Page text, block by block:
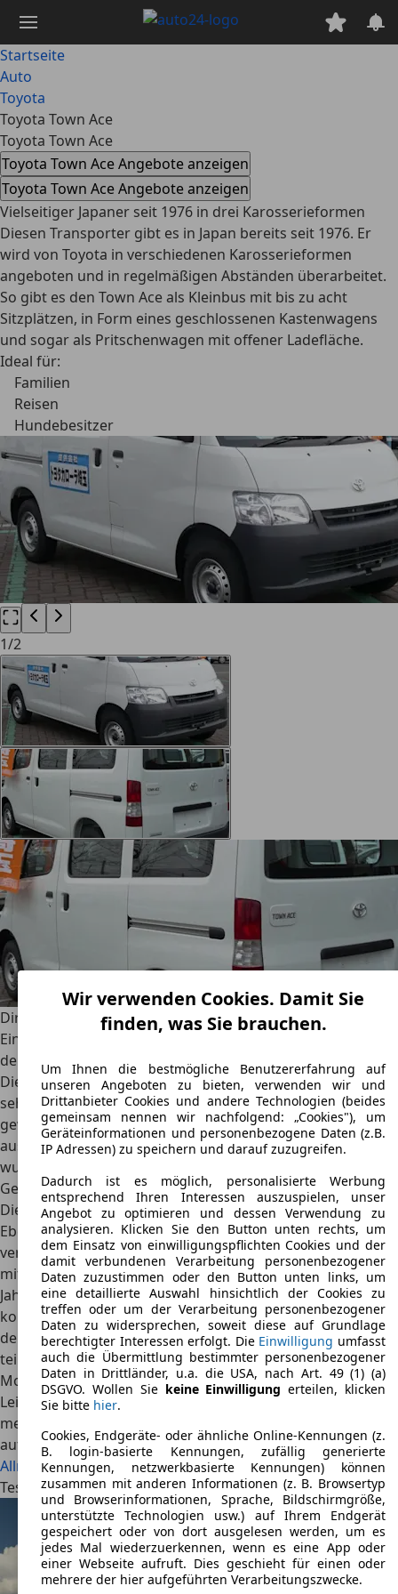
Hauptinhalt
springen
Startseite
Auto
Toyota
Toyota Town Ace
Toyota Town Ace
Toyota Town Ace Angebote anzeigen
Toyota Town Ace Angebote anzeigen
Vielseitiger Japaner seit 1976 in drei Karosserieformen
Diesen Transporter gibt es in Japan bereits seit 1976. Er
wird von Toyota in verschiedenen Karosserieformen
angeboten und in regelmäßigen Abständen überarbeitet.
So gibt es den Town Ace als Kleinbus mit bis zu acht
Sitzplätzen, in Form eines geschlossenen Kastenwagens
und sogar als Pritschenwagen mit offener Ladefläche.
Ideal für:
Familien
Reisen
Hundebesitzer
1/2
Direkt zu
Ein kompakter Kleintransporter für den asiatischen Markt:
der Toyota Town Ace
Die Einsatzbereiche des Town Ace von Toyota sind somit
sehr vielfältig, wobei der Schwerpunkt auf dem
gewerblichen Einsatz liegt. Da der Toyota Town Ace
ausschließlich auf den asiatischen Märkten angeboten
wurde, bekommt man ihn in Europa nur selten als
Gebrauchtwagen.
Die unterschiedlichen Motorenoptionen
Ebenso vielseitig wie die Karosserievarianten sind die
verfügbaren Motoren. Anfangs gab es den Town Ace nur
mit Ottomotoren, jedoch wurde die Palette bereits im
Jahre 1982 um Dieselaggregate erweitert. Diese meist
kompakten Maschinen wurden aus Platzgründen unter
den Vordersitzen verbaut, sodass die Länge der Fahrzeuge
teilweise unter 3,4 Metern liegt. Der Hubraum der
Motoren beträgt zwischen 1,2 und 2,2 Liter, wobei eine
Leistung von 50 bis 96 kW zur Verfügung gestellt wird. Die
meisten Modelle sind sowohl mit manueller als auch mit
automatischer Schaltung verfügbar und besitzen optional
Allradantrieb.
Testberichte
Wir verwenden Cookies. Damit Sie
finden, was Sie brauchen.
Um Ihnen die bestmögliche Benutzererfahrung auf
unseren Angeboten zu bieten, verwenden wir und
Drittanbieter Cookies und andere Technologien (beides
gemeinsam nennen wir nachfolgend: „Cookies"), um
Geräteinformationen und personenbezogene Daten (z.B.
IP Adressen) zu speichern und darauf zuzugreifen.
Dadurch ist es möglich, personalisierte Werbung
entsprechend Ihren Interessen auszuspielen, unser
Angebot zu optimieren und dessen Verwendung zu
analysieren. Klicken Sie den Button unten rechts, um
dem Einsatz von einwilligungspflichten Cookies und der
damit verbundenen Verarbeitung personenbezogener
Daten zuzustimmen oder den Button unten links, um
eine detaillierte Auswahl hinsichtlich der Cookies zu
treffen oder um der Verarbeitung personenbezogener
Daten zu widersprechen, soweit diese auf Grundlage
berechtigter Interessen erfolgt. Die Einwilligung umfasst
auch die Übermittlung bestimmter personenbezogener
Daten in Drittländer, u.a. die USA, nach Art. 49 (1) (a)
DSGVO. Wollen Sie keine Einwilligung erteilen, klicken
Sie bitte hier.
Cookies, Endgeräte- oder ähnliche Online-Kennungen (z.
B. login-basierte Kennungen, zufällig generierte
Kennungen, netzwerkbasierte Kennungen) können
zusammen mit anderen Informationen (z. B. Browsertyp
und Browserinformationen, Sprache, Bildschirmgröße,
unterstützte Technologien usw.) auf Ihrem Endgerät
gespeichert oder von dort ausgelesen werden, um es
jedes Mal wiederzuerkennen, wenn es eine App oder
einer Webseite aufruft. Dies geschieht für einen oder
mehrere der hier aufgeführten Verarbeitungszwecke.